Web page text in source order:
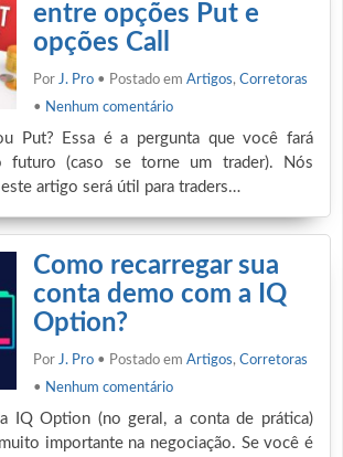
entre opções Put e
opções Call
Por J. Pro • Postado em Artigos, Corretoras
• Nenhum comentário
Put? Essa é a pergunta que você fará
futuro (caso se torne um trader). Nós
artigo será útil para traders…
Como recarregar sua
conta demo com a IQ
Option?
Por J. Pro • Postado em Artigos, Corretoras
• Nenhum comentário
IQ Option (no geral, a conta de prática)
importante na negociação. Se você é